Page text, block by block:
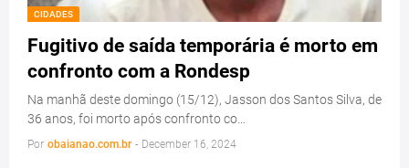
CIDADES
Fugitivo de saída temporária é morto em
confronto com a Rondesp
Na manhã deste domingo (15/12), Jasson dos Santos Silva, de
36 anos, foi morto após confronto co…
Por obaianao.com.br - December 16, 2024